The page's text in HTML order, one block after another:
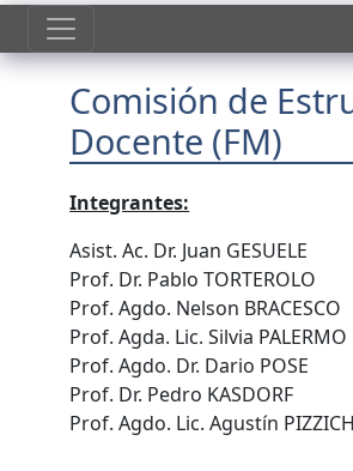
Comisión de
Docente (FM)
Integrantes:
Asist. Ac. Dr. Juan GESUELE
Prof. Dr. Pablo TORTEROLO
Prof. Agdo. Nelson BRACESCO
Prof. Agda. Lic. Silvia PALERMO
Prof. Agdo. Dr. Dario POSE
Prof. Dr. Pedro KASDORF
Prof. Agdo. Lic. Agustín